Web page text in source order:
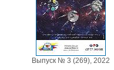
Выпуск № 3 (269), 2022